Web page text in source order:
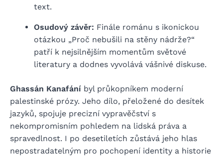
text.
Osudový závěr: Finále románu s ikonickou
otázkou „Proč nebušili na stěny nádrže?“
patří k nejsilnějším momentům světové
literatury a dodnes vyvolává vášnivé diskuse.
Ghassán Kanafání byl průkopníkem moderní
palestinské prózy. Jeho dílo, přeložené do desítek
jazyků, spojuje precizní vypravěčství s
nekompromisním pohledem na lidská práva a
spravedlnost. I po desetiletích zůstává jeho hlas
nepostradatelným pro pochopení identity a historie